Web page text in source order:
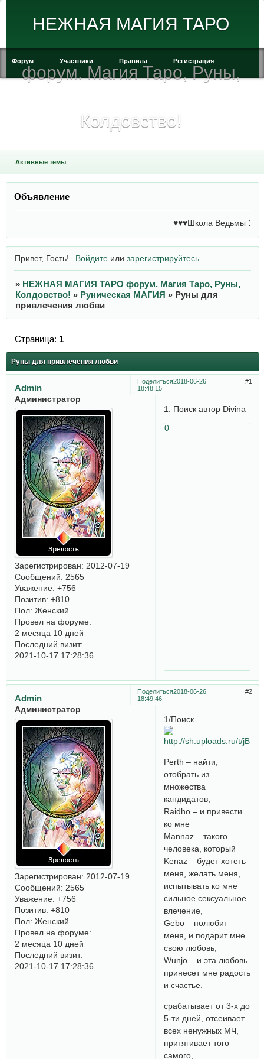
НЕЖНАЯ МАГИЯ ТАРО
форум. Магия Таро, Руны,
Колдовство!
Форум Участники Правила Регистрация
Войти
Активные темы
Объявление
♥♥♥Школа Ведьмы 1
Привет, Гость! Войдите или зарегистрируйтесь
» НЕЖНАЯ МАГИЯ ТАРО форум. Магия Таро, Руны,
Колдовство! » Руническая МАГИЯ » Руны для
привлечения любви
Руны для привлечения любви
Страница: 1
Поделиться 1
2018-06-26
18:48:15
Admin
Администратор
Зарегистрирован: 2012-07-19
Сообщений: 2565
Уважение: +756
Позитив: +810
Пол: Женский
Провел на форуме:
2 месяца 10 дней
Последний визит:
2021-10-17 17:28:36
1. Поиск автор Divina
0
Поделиться 2
2018-06-26
18:49:46
Admin
Администратор
Зарегистрирован: 2012-07-19
Сообщений: 2565
Уважение: +756
Позитив: +810
Пол: Женский
Провел на форуме:
2 месяца 10 дней
Последний визит:
2021-10-17 17:28:36
1/Поиск
Perth – найти,
отобрать из
множества
кандидатов,
Raidho – и привести
ко мне
Mannaz – такого
человека, который
Kenaz – будет хотеть
меня, желать меня,
испытывать ко мне
сильное сексуальное
влечение,
Gebo – полюбит
меня, и подарит мне
свою любовь,
Wunjo – и эта любовь
принесет мне радость
и счастье.
срабатывает от 3-х до
5-ти дней, отсеивает
всех ненужных МЧ,
притягивает того
самого,